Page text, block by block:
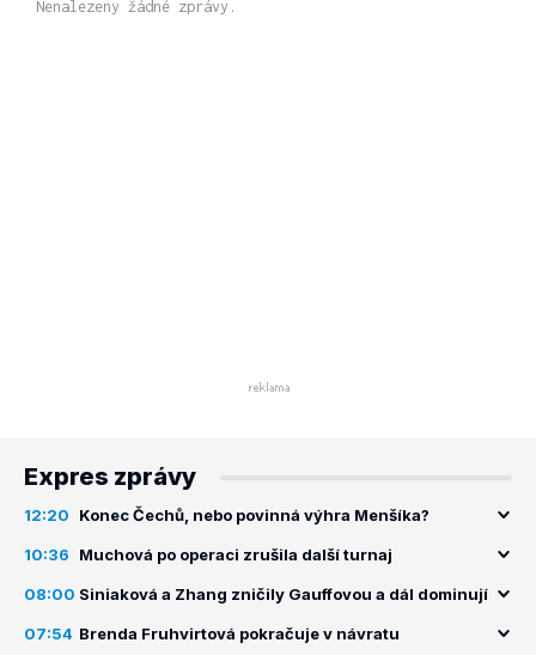
Nenalezeny žádné zprávy.
Expres zprávy
12:20 Konec Čechů, nebo povinná výhra Menšíka?
10:36 Muchová po operaci zrušila další turnaj
08:00 Siniaková a Zhang zničily Gauffovou a dál dominují
07:54 Brenda Fruhvirtová pokračuje v návratu